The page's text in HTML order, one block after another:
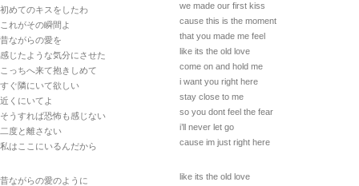
初めてのキスをしたわ
これがその瞬間よ
昔ながらの愛を
感じたような気分にさせた
こっちへ来て抱きしめて
すぐ隣にいて欲しい
近くにいてよ
そうすれば恐怖も感じない
二度と離さない
私はここにいるんだから
昔ながらの愛のように
we made our first kiss
cause this is the moment
that you made me feel
like its the old love
come on and hold me
i want you right here
stay close to me
so you dont feel the fear
i’ll never let go
cause im just right here
like its the old love